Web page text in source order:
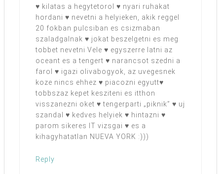
♥ kilatas a hegytetorol ♥ nyari ruhakat
hordani ♥ nevetni a helyieken, akik reggel
20 fokban pulcsiban es csizmaban
szaladgalnak ♥ jokat beszelgetni es meg
tobbet nevetni Vele ♥ egyszerre latni az
oceant es a tengert ♥ narancsot szedni a
farol ♥ igazi olivabogyok, az uvegesnek
koze nincs ehhez ♥ piacozni egyutt♥
tobbszaz kepet kesziteni es itthon
visszanezni oket ♥ tengerparti „piknik” ♥ uj
szandal ♥ kedves helyiek ♥ hintazni ♥
parom sikeres IT vizsgai ♥ es a
kihagyhatatlan NUEVA YORK :)))
Reply